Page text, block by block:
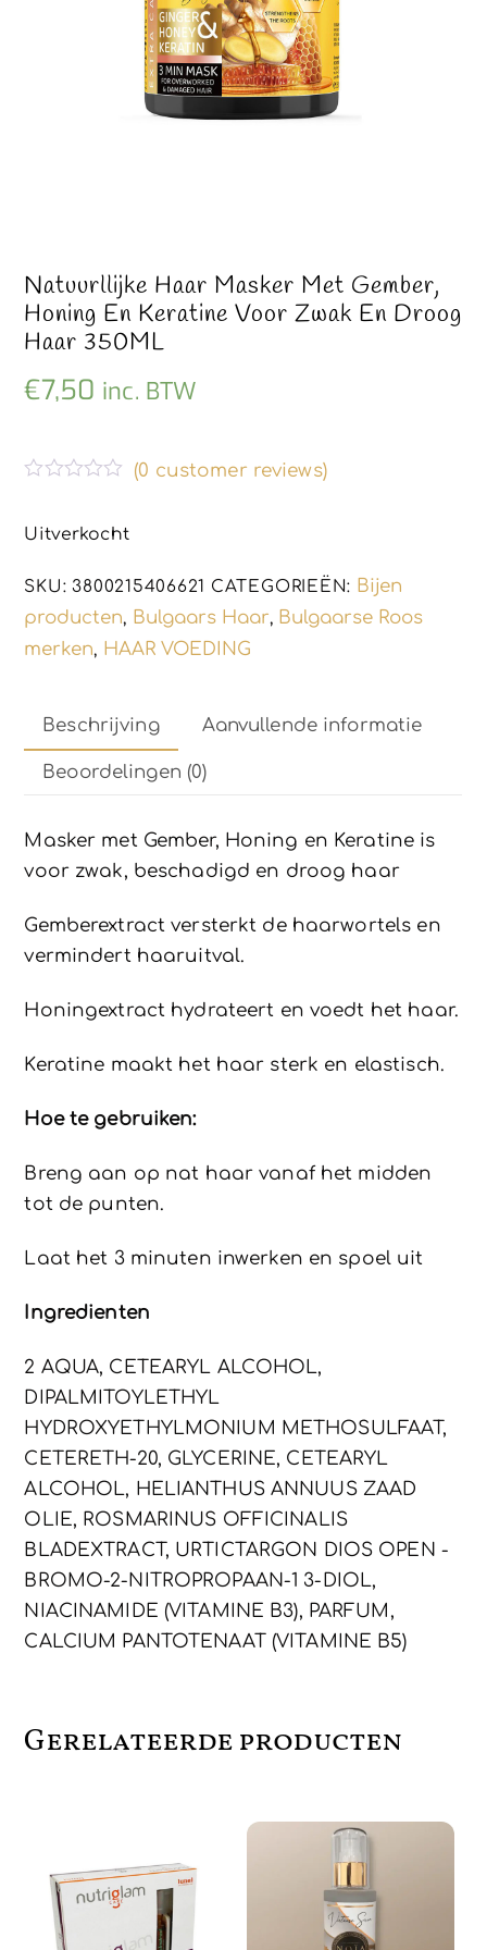
Natuurllijke Haar Masker Met Gember,
Honing En Keratine Voor Zwak En Droog
Haar 350ML
€7,50 inc. BTW
w
a
r
d
e
e
r
5
(0 customer reviews)
Uitverkocht
SKU:3800215406621 CATEGORIEËN: Bijen
producten, Bulgaars Haar, Bulgaarse Roos
merken, HAAR VOEDING
Beschrijving Aanvullende informatie
Beoordelingen (0)
Masker met Gember, Honing en Keratine is
voor zwak, beschadigd en droog haar
Gemberextract versterkt de haarwortels en
vermindert haaruitval.
Honingextract hydrateert en voedt het haar.
Keratine maakt het haar sterk en elastisch.
Hoe te gebruiken:
Breng aan op nat haar vanaf het midden
tot de punten.
Laat het 3 minuten inwerken en spoel uit
Ingredienten
2 AQUA, CETEARYL ALCOHOL,
DIPALMITOYLETHYL
HYDROXYETHYLMONIUM METHOSULFAAT,
CETERETH-20, GLYCERINE, CETEARYL
ALCOHOL, HELIANTHUS ANNUUS ZAAD
OLIE, ROSMARINUS OFFICINALIS
BLADEXTRACT, URTICTARGON DIOS OPEN -
BROMO-2-NITROPROPAAN-1 3-DIOL,
NIACINAMIDE (VITAMINE B3), PARFUM,
CALCIUM PANTOTENAAT (VITAMINE B5)
Gerelateerde producten